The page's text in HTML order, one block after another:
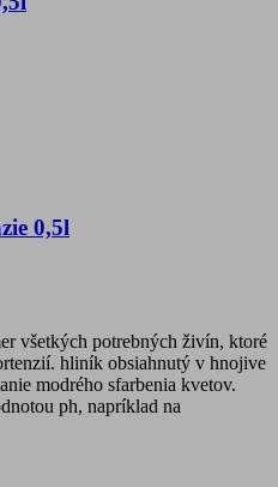
0,5l
všetkých potrebných živín, ktoré
hliník obsiahnutý v hnojive
modrého sfarbenia kvetov.
ph, napríklad na